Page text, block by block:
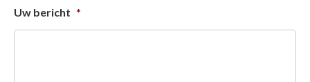
Uw bericht *